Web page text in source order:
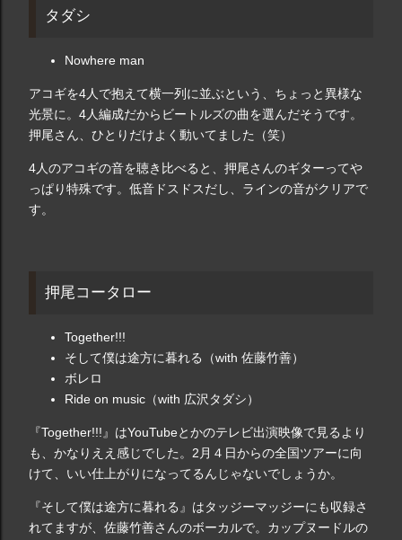
タダシ
Nowhere man
アコギを4人で抱えて横一列に並ぶという、ちょっと異様な
光景に。4人編成だからビートルズの曲を選んだそうです。
押尾さん、ひとりだけよく動いてました（笑）
4人のアコギの音を聴き比べると、押尾さんのギターってや
っぱり特殊です。低音ドスドスだし、ラインの音がクリアで
す。
押尾コータロー
Together!!!
そして僕は途方に暮れる（with 佐藤竹善）
ボレロ
Ride on music（with 広沢タダシ）
『Together!!!』はYouTubeとかのテレビ出演映像で見るより
も、かなりええ感じでした。2月４日からの全国ツアーに向
けて、いい仕上がりになってるんじゃないでしょうか。
『そして僕は途方に暮れる』はタッジーマッジーにも収録さ
れてますが、佐藤竹善さんのボーカルで。カップヌードルの